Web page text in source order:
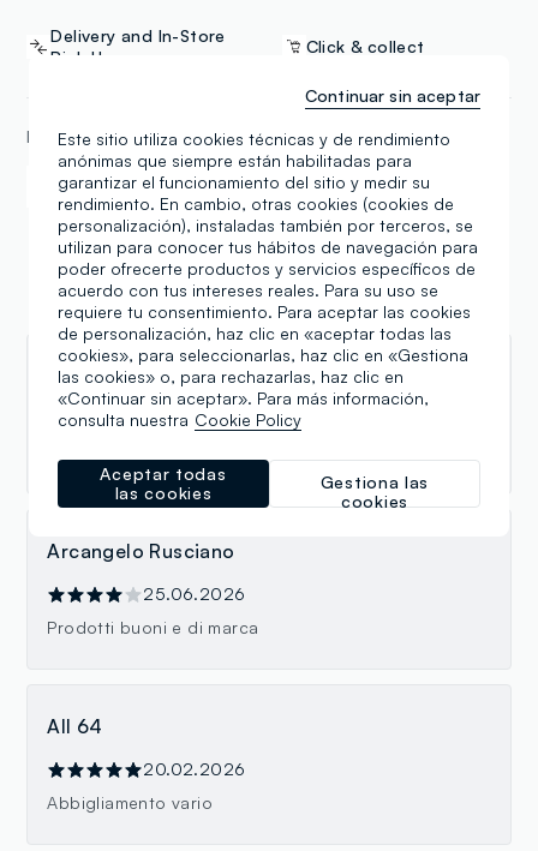
Delivery and In-Store
Pick-Up
Click & collect
FORMAS DE PAGO
Samsung Pay Apple Pay
Reseñas
Davide Zanella (Davez89)
31.07.2026
Arcangelo Rusciano
25.06.2026
Prodotti buoni e di marca
All 64
20.02.2026
Abbigliamento vario
Este sitio utiliza cookies técnicas y de rendimiento
anónimas que siempre están habilitadas para
garantizar el funcionamiento del sitio y medir su
rendimiento. En cambio, otras cookies (cookies de
personalización), instaladas también por terceros, se
utilizan para conocer tus hábitos de navegación para
poder ofrecerte productos y servicios específicos de
acuerdo con tus intereses reales. Para su uso se
requiere tu consentimiento. Para aceptar las cookies
de personalización, haz clic en «aceptar todas las
cookies», para seleccionarlas, haz clic en «Gestiona
las cookies» o, para rechazarlas, haz clic en
«Continuar sin aceptar». Para más información,
consulta nuestra Cookie Policy
Gestiona las
cookies
Aceptar todas
las cookies
Continuar sin aceptar